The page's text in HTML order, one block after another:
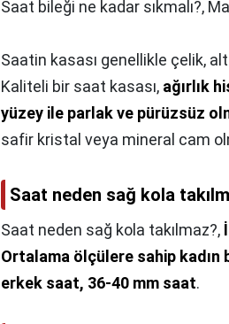
Saat bileği ne kadar sıkmalı?,
Saatin kasası genellikle çelik,
Kaliteli bir saat kasası, ağırlık
yüzey ile parlak ve pürüzsüz
safir kristal veya mineral cam
Saat neden sağ kola
Saat neden sağ kola takılmaz?,
Ortalama ölçülere sahip kadın
erkek saat, 36-40 mm saat.